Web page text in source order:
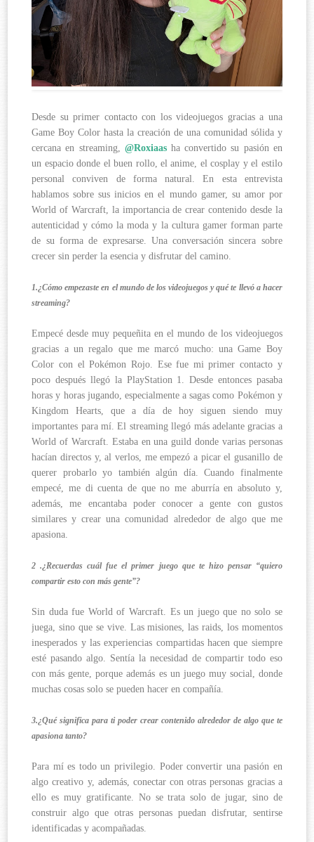
Desde su primer contacto con los videojuegos gracias a una
Game Boy Color hasta la creación de una comunidad sólida y
cercana en streaming, @Roxiaasha convertido su pasión en
un espacio donde el buen rollo, el anime, el cosplay y el estilo
personal conviven de forma natural. En esta entrevista
hablamos sobre sus inicios en el mundo gamer, su amor por
World of Warcraft, la importancia de crear contenido desde la
autenticidad y cómo la moda y la cultura gamer forman parte
de su forma de expresarse. Una conversación sincera sobre
crecer sin perder la esencia y disfrutar del camino.
1.¿Cómo empezaste en el mundo de los videojuegos y qué te llevó a hacer
streaming?
Empecé desde muy pequeñita en el mundo de los videojuegos
gracias a un regalo que me marcó mucho: una Game Boy
Color con el Pokémon Rojo. Ese fue mi primer contacto y
poco después llegó la PlayStation 1. Desde entonces pasaba
horas y horas jugando, especialmente a sagas como Pokémon y
Kingdom Hearts, que a día de hoy siguen siendo muy
importantes para mí. El streaming llegó más adelante gracias a
World of Warcraft. Estaba en una guild donde varias personas
hacían directos y, al verlos, me empezó a picar el gusanillo de
querer probarlo yo también algún día. Cuando finalmente
empecé, me di cuenta de que no me aburría en absoluto y,
además, me encantaba poder conocer a gente con gustos
similares y crear una comunidad alrededor de algo que me
apasiona.
2 .¿Recuerdas cuál fue el primer juego que te hizo pensar “quiero
compartir esto con más gente”?
Sin duda fue World of Warcraft. Es un juego que no solo se
juega, sino que se vive. Las misiones, las raids, los momentos
inesperados y las experiencias compartidas hacen que siempre
esté pasando algo. Sentía la necesidad de compartir todo eso
con más gente, porque además es un juego muy social, donde
muchas cosas solo se pueden hacer en compañía.
3.¿Qué significa para ti poder crear contenido alrededor de algo que te
apasiona tanto?
Para mí es todo un privilegio. Poder convertir una pasión en
algo creativo y, además, conectar con otras personas gracias a
ello es muy gratificante. No se trata solo de jugar, sino de
construir algo que otras personas puedan disfrutar, sentirse
identificadas y acompañadas.